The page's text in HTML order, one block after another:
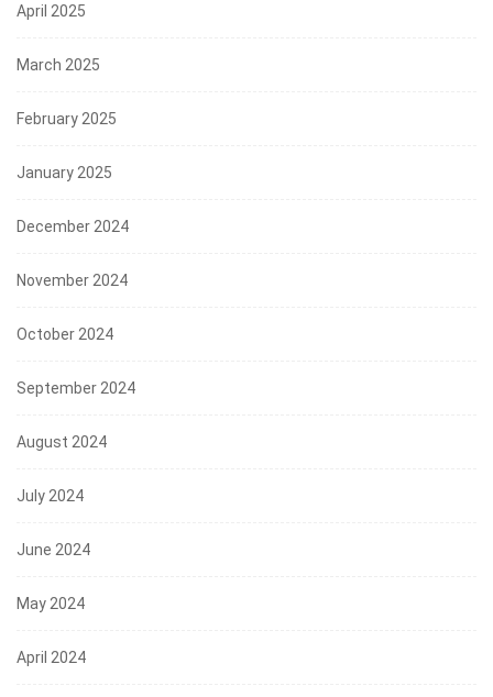
April 2025
March 2025
February 2025
January 2025
December 2024
November 2024
October 2024
September 2024
August 2024
July 2024
June 2024
May 2024
April 2024